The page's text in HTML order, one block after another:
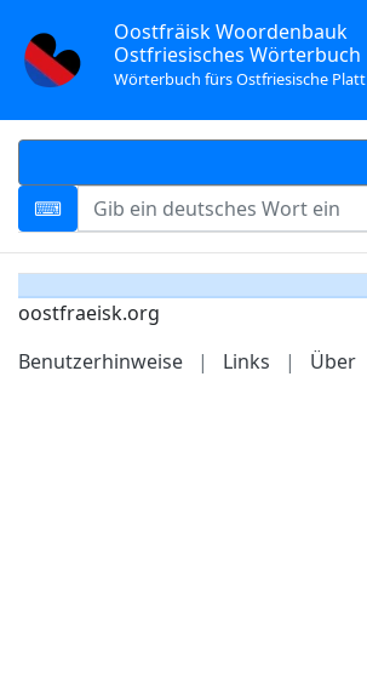
Oostfräisk Woordenbauk
Ostfriesisches Wörterbuch
Wörterbuch fürs Ostfriesische Platt
oostfraeisk.org
Benutzerhinweise
| Links | Über